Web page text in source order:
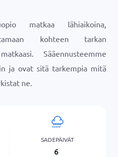
matkaa lähiaikoina,
kohteen tarkan
Sääennusteemme
ja ovat sitä tarkempia mitä
ne.
SADEPÄIVÄT
6